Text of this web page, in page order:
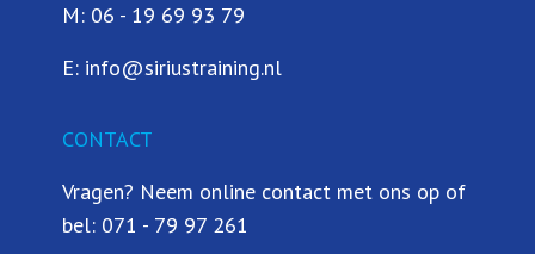
M: 06 - 19 69 93 79
E: info@siriustraining.nl
CONTACT
Vragen? Neem online contact met ons op of
bel: 071 - 79 97 261